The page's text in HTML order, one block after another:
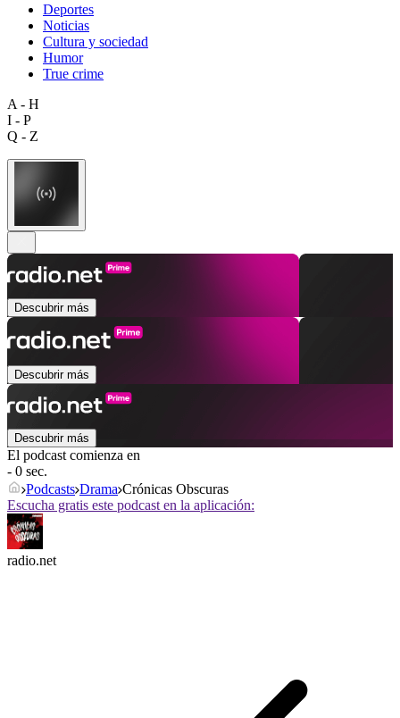
Deportes
Noticias
Cultura y sociedad
Humor
True crime
A - H
I - P
Q - Z
Descubrir más
Descubrir más
Descubrir más
El podcast comienza en
- 0 sec.
Podcasts Drama Crónicas Obscuras
Escucha gratis este podcast en la aplicación:
radio.net